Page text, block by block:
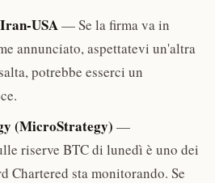
USA— Se la firma va in
annunciato, aspettatevi un'altra
potrebbe esserci un
(MicroStrategy) —
riserve BTC di lunedì è uno dei
Chartered sta monitorando. Se